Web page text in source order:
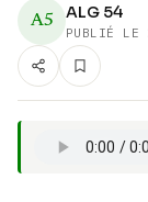
A5 ALG 54
PUBLIÉ LE